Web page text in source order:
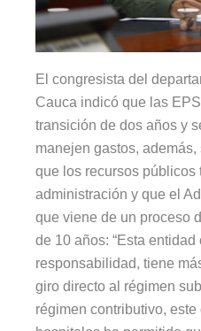
El congresista del
Cauca indicó que las
transición de dos años y
manejen gastos,
que los recursos públicos
administración y que el
que viene de un proceso
de 10 años: “Esta
responsabilidad, tiene
giro directo al régimen
régimen contributivo,